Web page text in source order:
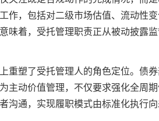
作，包括对二级市场估值、流动性
味着，受托管理职责正从被动披露
塑了受托管理人的角色定位。 债
主动价值管理，不仅要求强化全周
沟通，实现履职模式由标准化执行向